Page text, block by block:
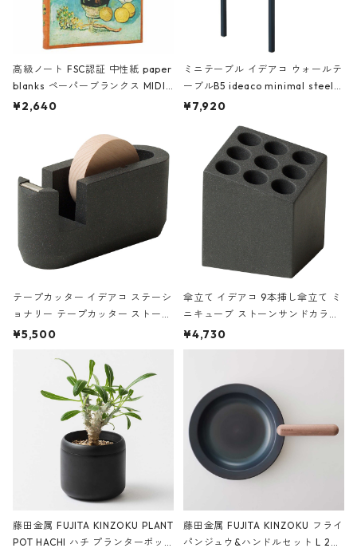
高級ノート FSC認証 中性紙 paper
blanks ペーパーブランクス MIDI
ハードカバー 罫線 ヴァン・ゴッホ
¥2,640
ミニテーブル イデアコ ウォールテ
ーブルB5 ideaco minimal steel f
urniture WALL Table B5 ネイビー
¥7,920
テープカッター イデアコ ステーシ
ョナリー テープカッター ストーン
サンドカラー 石調 ideaco Station
¥5,500
傘立て イデアコ 9本挿し傘立て ミ
ニキューブ ストーンサンドカラー
石調 ideaco Umbrella Stand CUB
E ストーンサンドブラック
¥4,730
藤田金属 FUJITA KINZOKU PLANT
POT HACHI ハチ プランターポッ
藤田金属 FUJITA KINZOKU フライ
パンジュウ&ハンドルセット L 24c